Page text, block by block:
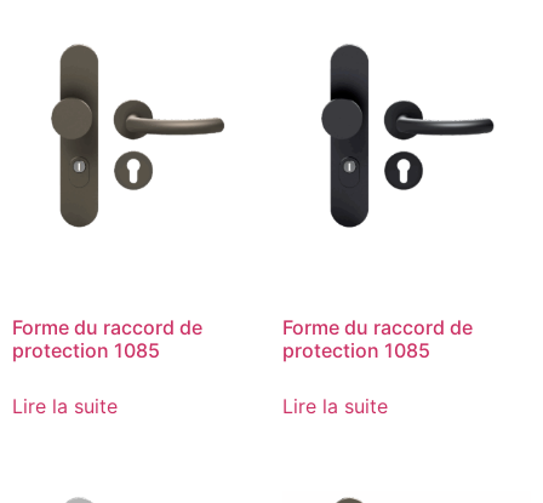
Forme du raccord de
protection 1085
Lire la suite
Forme du raccord de
protection 1085
Lire la suite